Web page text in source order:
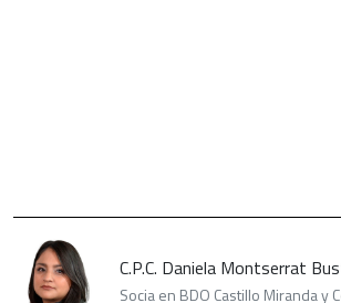
C.P.C. Daniela Montserrat
Socia en BDO Castillo Miranda y